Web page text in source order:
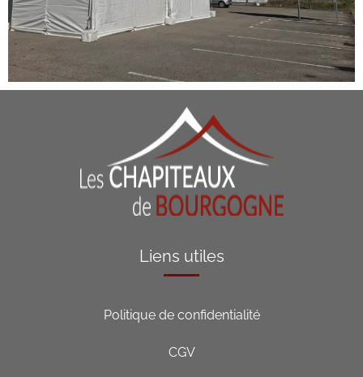
Liens utiles
Politique de confidentialité
CGV